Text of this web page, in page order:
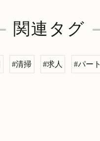
関連タグ
#清掃 #求人 #パート